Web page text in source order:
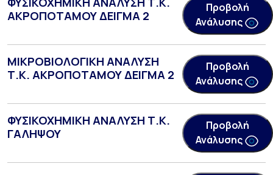
ΑΚΡΟΠΟΤΑΜΟΥ ΔΕΙΓΜΑ 2
Προβολή
Ανάλυσης
ΜΙΚΡΟΒΙΟΛΟΓΙΚΗ ΑΝΑΛΥΣΗ
Τ.Κ. ΑΚΡΟΠΟΤΑΜΟΥ ΔΕΙΓΜΑ 2
Προβολή
Ανάλυσης
ΦΥΣΙΚΟΧΗΜΙΚΗ ΑΝΑΛΥΣΗ Τ.Κ.
ΓΑΛΗΨΟΥ
Προβολή
Ανάλυσης